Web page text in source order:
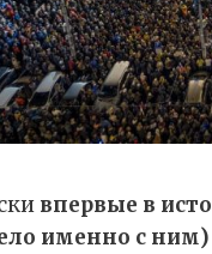
впервые в
именно с